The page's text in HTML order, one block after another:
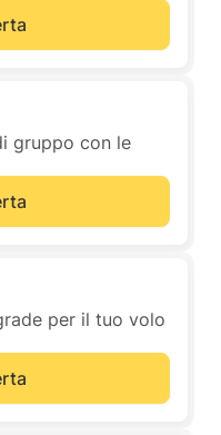
gruppo con le
per il tuo volo